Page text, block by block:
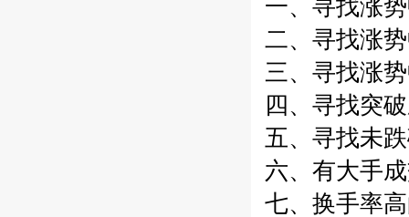
一、寻找涨
二、寻找涨
三、寻找涨
四、寻找突
五、寻找未
六、有大手
七、换手率